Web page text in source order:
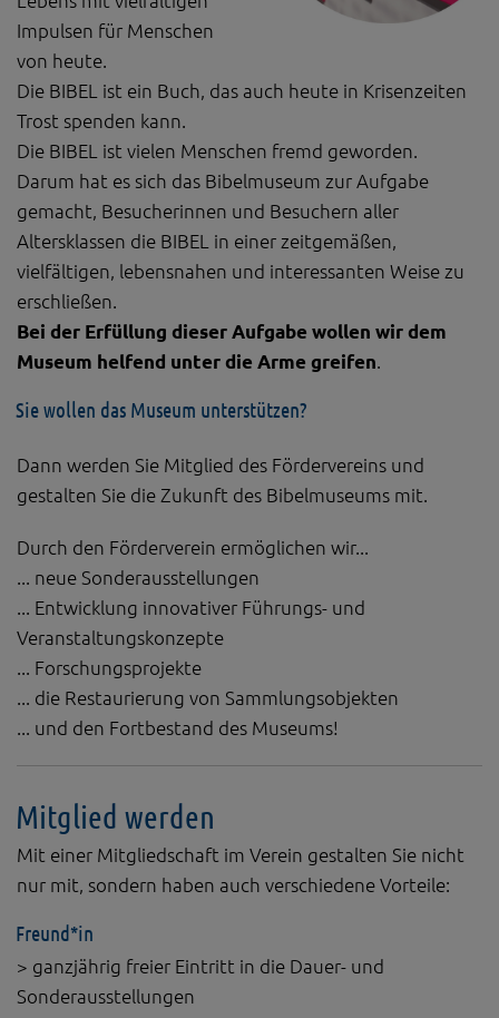
Diese Website nutzt Matomo Analytics für die Auswertung der
Seitenaufrufe als Statistik. Die hierdurch gespeicherten Daten werden
Übertragung an Dritte erfolgt nicht. Wir verwenden die Funktion
AnonymizeIP zur Anonymisierung Ihrer IP-Adresse, so dass diese gekürzt
werden kann.
YouTube / Vimeo
Videos werden über die Plattformen YouTube oder Vimeo eingebunden.
Wir nutzen YouTube im erweiterten Datenschutzmodus. Dieser Modus
bewirkt laut YouTube, dass YouTube keine Informationen über die
Besucher auf dieser Website speichert, bevor diese sich das Video
ansehen.
Eingebundene Inhalte
Optional sind externe Inhalte auf den Seiten dieser Website
eingebunden. Das können Kartendienste wie z.B. Google Maps sein
Impulsen für Menschen
von heute.
Die BIBEL ist ein Buch, das auch heute in Krisenzeiten
Trost spenden kann.
Die BIBEL ist vielen Menschen fremd geworden.
Darum hat es sich das Bibelmuseum zur Aufgabe
gemacht, Besucherinnen und Besuchern aller
Altersklassen die BIBEL in einer zeitgemäßen,
vielfältigen, lebensnahen und interessanten Weise zu
erschließen.
Bei der Erfüllung dieser Aufgabe wollen wir dem
Museum helfend unter die Arme greifen.
Sie wollen das Museum unterstützen?
Dann werden Sie Mitglied des Fördervereins und
gestalten Sie die Zukunft des Bibelmuseums mit.
Durch den Förderverein ermöglichen wir...
... neue Sonderausstellungen
... Entwicklung innovativer Führungs- und
Veranstaltungskonzepte
... Forschungsprojekte
... die Restaurierung von Sammlungsobjekten
... und den Fortbestand des Museums!
Mitglied werden
Mit einer Mitgliedschaft im Verein gestalten Sie nicht
nur mit, sondern haben auch verschiedene Vorteile:
Freund*in
> ganzjährig freier Eintritt in die Dauer- und
Sonderausstellungen